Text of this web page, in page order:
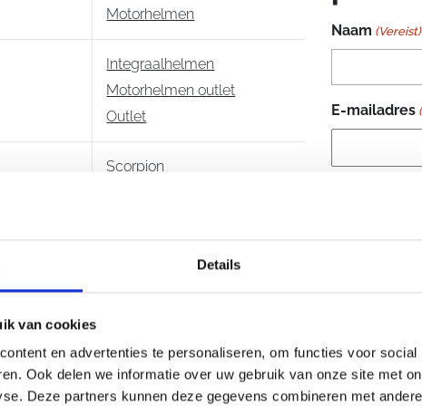
Details
van cookies
en advertenties te personaliseren, om functies voor social
Ook delen we informatie over uw gebruik van onze site met
Deze partners kunnen deze gegevens combineren met
weer.
aantal
Motorhelmen
Integraalhelmen
Motorhelmen outlet
Outlet
Scorpion
Naam (Vereist)
E-mailadres